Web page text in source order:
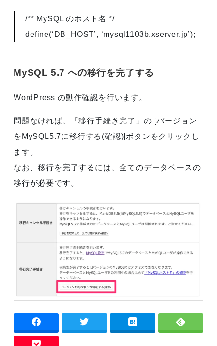
/** MySQL のホスト名 */
define(‘DB_HOST’, ‘mysql1103b.xserver.jp’);
MySQL 5.7 への移行を完了する
WordPress の動作確認を行います。
問題なければ、「移行手続き完了」の [バージョン
をMySQL5.7に移行する(確認)]ボタンをクリックし
ます。
なお、移行を完了するには、全てのデータベースの
移行が必要です。